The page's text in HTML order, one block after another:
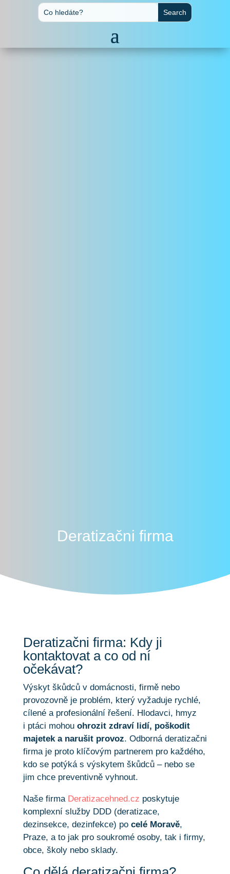
Deratizačni firma
Deratizačni firma: Kdy ji
kontaktovat a co od ní
očekávat?
Výskyt škůdců v domácnosti, firmě nebo
provozovně je problém, který vyžaduje rychlé,
cílené a profesionální řešení. Hlodavci, hmyz
i ptáci mohou ohrozit zdraví lidí, poškodit
majetek a narušit provoz. Odborná deratizačni
firma je proto klíčovým partnerem pro každého,
kdo se potýká s výskytem škůdců – nebo se
jim chce preventivně vyhnout.
Naše firma Deratizacehned.cz poskytuje
komplexní služby DDD (deratizace,
dezinsekce, dezinfekce) po celé Moravě,
Praze, a to jak pro soukromé osoby, tak i firmy,
obce, školy nebo sklady.